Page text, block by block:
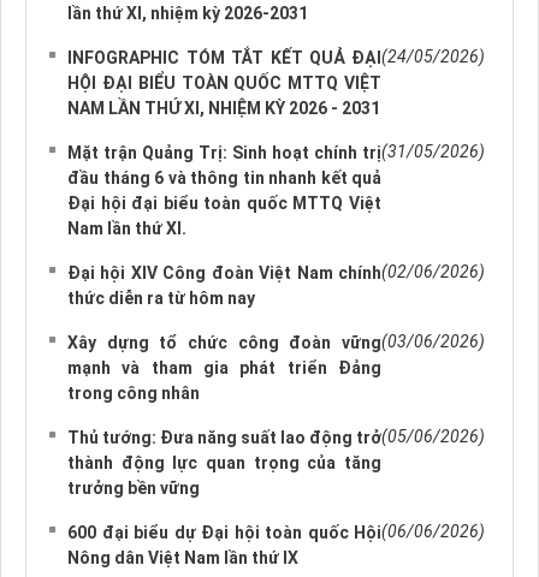
lần thứ XI, nhiệm kỳ 2026-2031
INFOGRAPHIC TÓM TẮT KẾT QUẢ ĐẠI
HỘI ĐẠI BIỂU TOÀN QUỐC MTTQ VIỆT
NAM LẦN THỨ XI, NHIỆM KỲ 2026 - 2031
(24/05/2026)
Mặt trận Quảng Trị: Sinh hoạt chính trị
đầu tháng 6 và thông tin nhanh kết quả
Đại hội đại biểu toàn quốc MTTQ Việt
Nam lần thứ XI.
(31/05/2026)
Đại hội XIV Công đoàn Việt Nam chính
thức diễn ra từ hôm nay
(02/06/2026)
Xây dựng tổ chức công đoàn vững
mạnh và tham gia phát triển Đảng
trong công nhân
(03/06/2026)
Thủ tướng: Đưa năng suất lao động trở
thành động lực quan trọng của tăng
trưởng bền vững
(05/06/2026)
600 đại biểu dự Đại hội toàn quốc Hội
Nông dân Việt Nam lần thứ IX
(06/06/2026)